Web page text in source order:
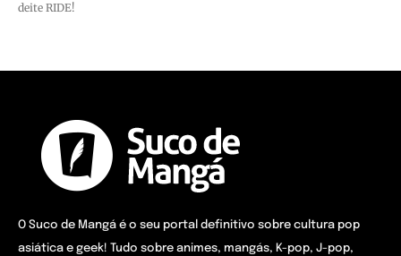
deite RIDE!
O Suco de Mangá é o seu portal definitivo sobre cultura pop
asiática e geek! Tudo sobre animes, mangás, K-pop, J-pop,